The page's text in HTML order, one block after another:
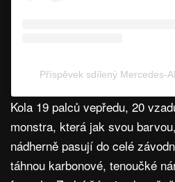
Příspěvek sdílený Mercedes-
Kola 19 palců vepředu, 20
monstra, která jak svou
nádherně pasují do celé
táhnou karbonové, tenoučké